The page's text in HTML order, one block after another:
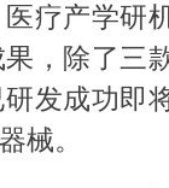
疗产学研
，除了三
发成功即
械。